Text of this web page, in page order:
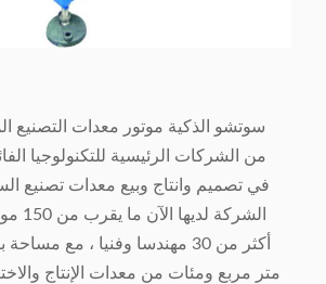
سوتشو الذكية موتور معدات التصنيع
من الشركات الرئيسية للتكنولوجيا
في تصميم وانتاج وبيع معدات تصنيع
متر مربع ومئات من معدات الإنتاج